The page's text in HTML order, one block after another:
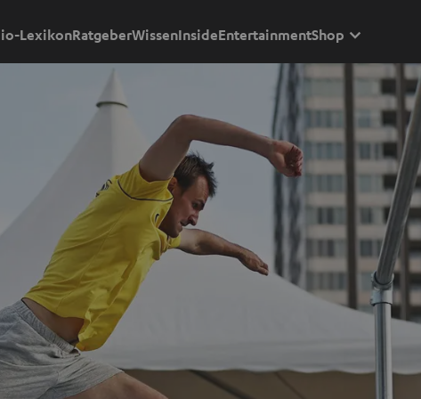
LexikonRatgeberWissenInsideEntertainmentShop